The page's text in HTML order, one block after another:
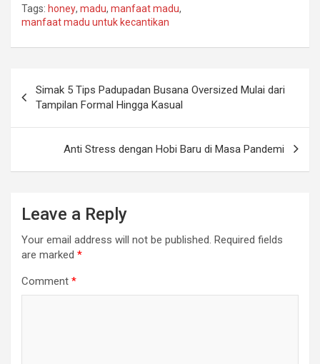
Tags: honey, madu, manfaat madu,
manfaat madu untuk kecantikan
Simak 5 Tips Padupadan Busana Oversized Mulai dari
Tampilan Formal Hingga Kasual
Anti Stress dengan Hobi Baru di Masa Pandemi
Leave a Reply
Your email address will not be published. Required fields
are marked *
Comment *